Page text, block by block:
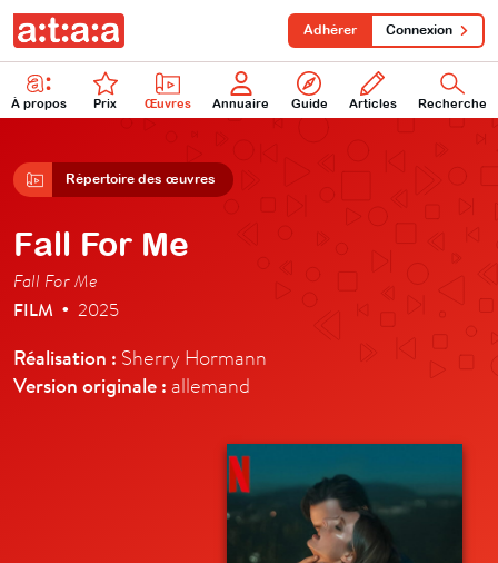
À propos Prix Œuvres Annuaire Guide Articles Recherche
Adhérer Connexion
Répertoire des œuvres
Fall For Me
Fall For Me
FILM • 2025
Réalisation : Sherry Hormann
Version originale : allemand